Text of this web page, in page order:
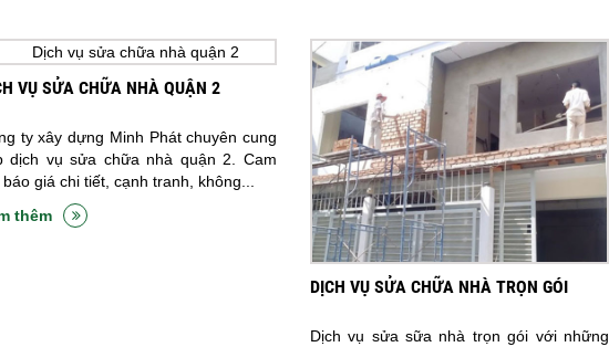
VỤ SỬA CHỮA NHÀ QUẬN 2
ty xây dựng Minh Phát chuyên cung
dịch vụ sửa chữa nhà quận 2. Cam
báo giá chi tiết, cạnh tranh, không...
thêm
DỊCH VỤ SỬA CHỮA NHÀ TRỌN GÓI
Dịch vụ sửa sữa nhà trọn gói với những